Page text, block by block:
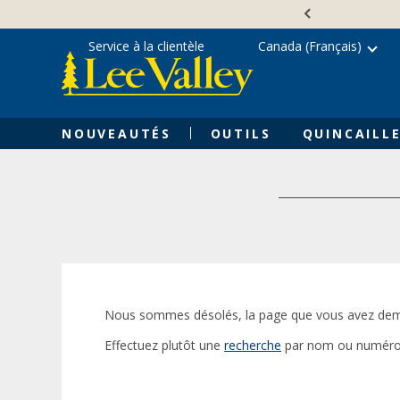
content
NOUVEAUTÉS OUTILS
Service à la clientèle Canada (Français)
Nous sommes désolés, la page que vous avez
Effectuez plutôt une recherche par nom ou